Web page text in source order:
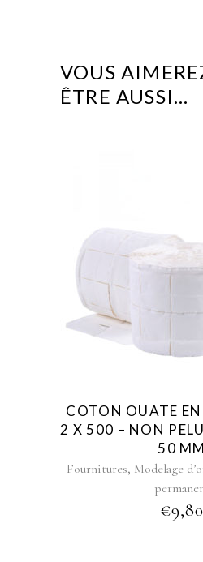
VOUS
ÊTRE AUSSI…
COTON OUATE EN
2 X 500 – NON
50 MM
Fournitures, Modelage
€9,80